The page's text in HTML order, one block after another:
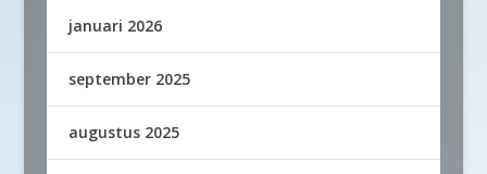
januari 2026
september 2025
augustus 2025